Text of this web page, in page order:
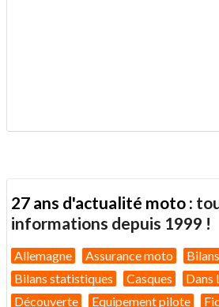
27 ans d'actualité moto :
informations depuis 1999 !
Allemagne Assurance moto
Bilans statistiques
Casques
Dans
Découverte
Equipement pilote